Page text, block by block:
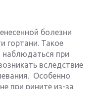
болезни
гортани. Такое
наблюдаться при
вследствие
Особенно
при рините из-за